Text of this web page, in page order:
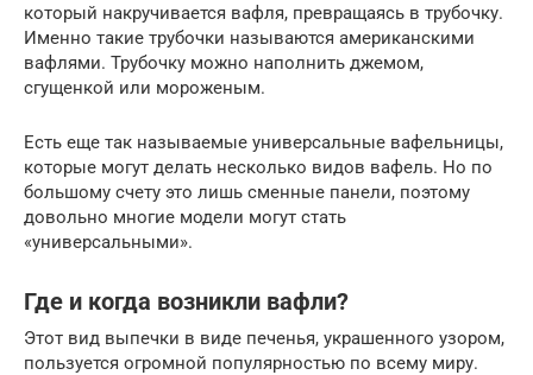
который накручивается вафля, превращаясь в трубочку.
Именно такие трубочки называются американскими
вафлями. Трубочку можно наполнить джемом,
сгущенкой или мороженым.
Есть еще так называемые универсальные вафельницы,
которые могут делать несколько видов вафель. Но по
большому счету это лишь сменные панели, поэтому
довольно многие модели могут стать
«универсальными».
Где и когда возникли вафли?
Этот вид выпечки в виде печенья, украшенного узором,
пользуется огромной популярностью по всему миру.